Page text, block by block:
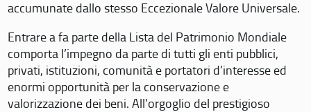
accumunate dallo stesso Eccezionale Valore Universale.
Entrare a fa parte della Lista del Patrimonio Mondiale
comporta l’impegno da parte di tutti gli enti pubblici,
privati, istituzioni, comunità e portatori d’interesse ed
enormi opportunità per la conservazione e
valorizzazione dei beni. All’orgoglio del prestigioso